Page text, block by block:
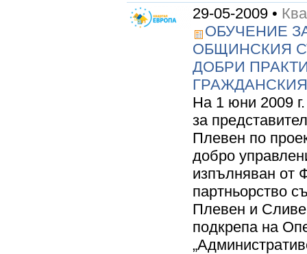
29-05-2009 •
ОБУЧЕНИЕ
ОБЩИНСКИЯ
ДОБРИ
На 1 юни 2009
за
Плевен по
добро
изпълняван от
партньорство
Плевен и
подкрепа на